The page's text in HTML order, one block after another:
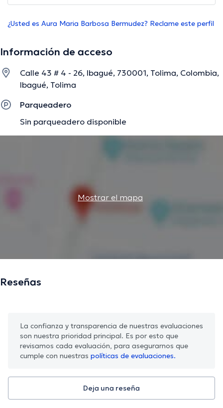
¿Usted es Aura Maria Barbosa Bermudez? Reclame este perfil
Información de acceso
Calle 43 # 4 - 26, Ibagué, 730001, Tolima, Colombia,
Ibagué, Tolima
Parqueadero
Sin parqueadero disponible
Mostrar el mapa
Reseñas
La confianza y transparencia de nuestras evaluaciones
son nuestra prioridad principal. Es por esto que
revisamos cada evaluación, para asegurarnos que
cumple con nuestras políticas de evaluaciones.
Deja una reseña